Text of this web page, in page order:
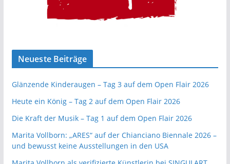
Neueste Beiträge
Glänzende Kinderaugen – Tag 3 auf dem Open Flair 2026
Heute ein König – Tag 2 auf dem Open Flair 2026
Die Kraft der Musik – Tag 1 auf dem Open Flair 2026
Marita Vollborn: „ARES“ auf der Chianciano Biennale 2026 –
und bewusst keine Ausstellungen in den USA